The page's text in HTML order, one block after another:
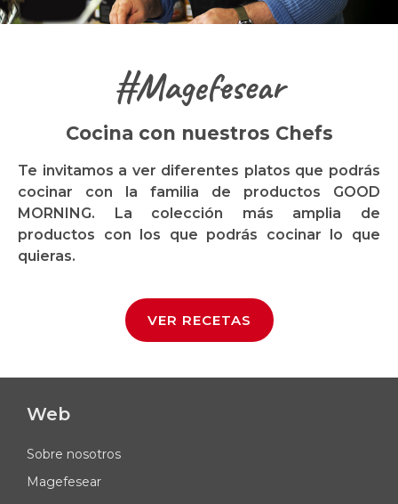
#Magefesear
Cocina con nuestros Chefs
Te invitamos a ver diferentes platos que podrás
cocinar con la familia de productos GOOD
MORNING. La colección más amplia de
productos con los que podrás cocinar lo que
quieras.
VER RECETAS
Web
Sobre nosotros
Magefesear